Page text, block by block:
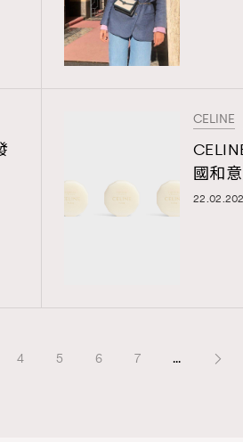
CELINE
國和
4 5 6 7